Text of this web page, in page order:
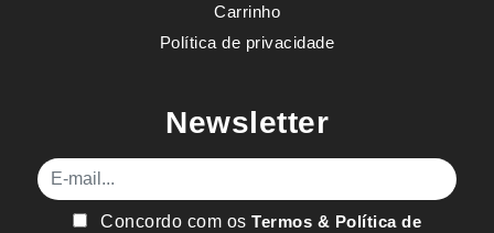
Carrinho
Política de privacidade
Newsletter
E-mail
Concordo com osTermos & Política de